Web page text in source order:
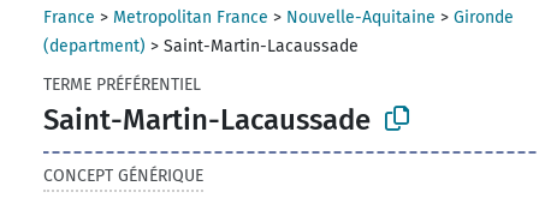
France > Metropolitan France > Nouvelle-Aquitaine >Gironde
(department) >Saint-Martin-Lacaussade
TERME PRÉFÉRENTIEL
Saint-Martin-Lacaussade
CONCEPT GÉNÉRIQUE